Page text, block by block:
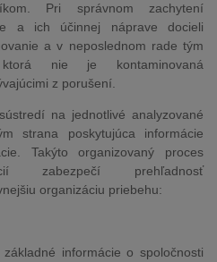
Pri správnom zachytení
a ich účinnej náprave docieli
a v neposlednom rade tým
nie je kontaminovaná
z porušení.
na jednotlivé analyzované
strana poskytujúca informácie
Takýto organizovaný proces
zabezpečí prehľadnosť
organizáciu priebehu:
informácie o spoločnosti